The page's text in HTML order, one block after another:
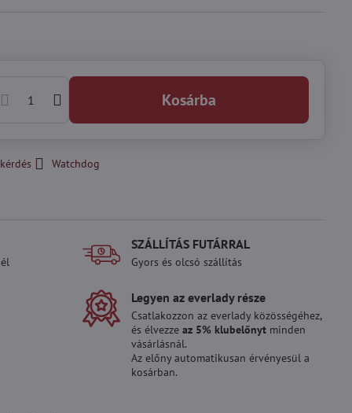
Kosárba
Watchdog
SZÁLLÍTÁS FUTÁRRAL
Gyors és olcsó szállítás
Legyen az everlady része
Csatlakozzon az everlady közösségéhez,
és élvezzeaz 5% klubelőnyt minden
vásárlásnál.
Az előny automatikusan érvényesül a
kosárban.